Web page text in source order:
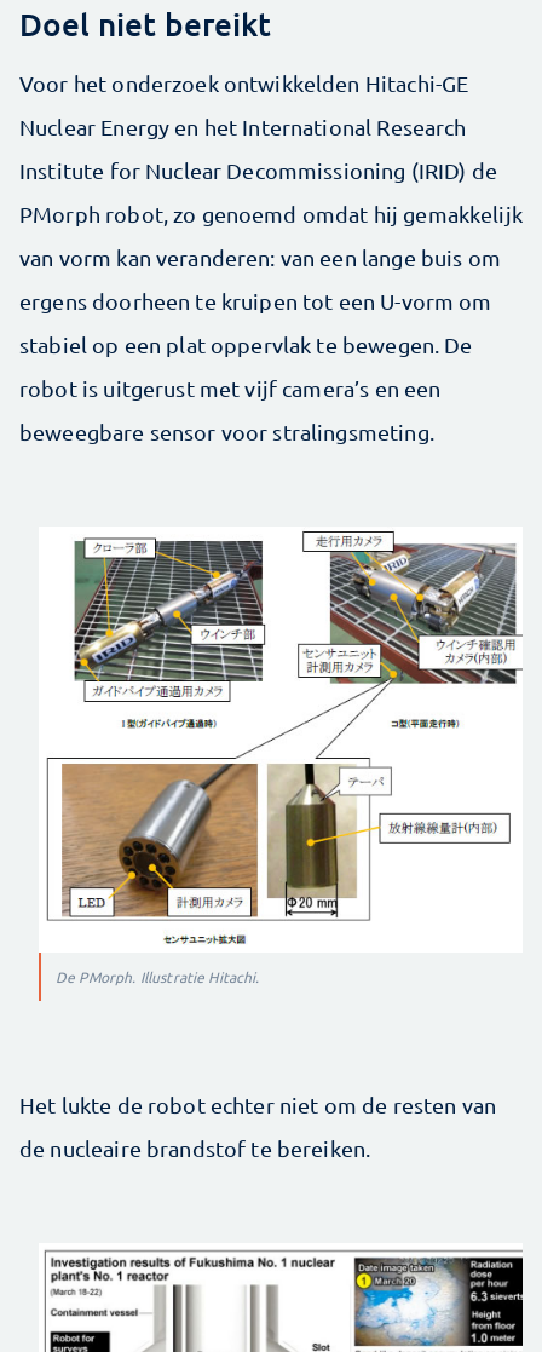
Doel niet bereikt
Voor het onderzoek ontwikkelden Hitachi-GE
Nuclear Energy en het International Research
Institute for Nuclear Decommissioning (IRID) de
PMorph robot, zo genoemd omdat hij gemakkelijk
van vorm kan veranderen: van een lange buis om
ergens doorheen te kruipen tot een U-vorm om
stabiel op een plat oppervlak te bewegen. De
robot is uitgerust met vijf camera’s en een
beweegbare sensor voor stralingsmeting.
De PMorph. Illustratie Hitachi.
Het lukte de robot echter niet om de resten van
de nucleaire brandstof te bereiken.